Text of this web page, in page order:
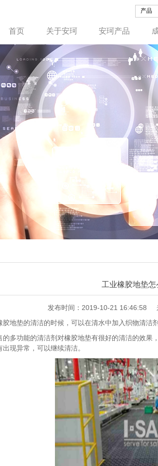
首页 关于安珂 安珂产品
工业橡胶地垫怎
发布时间：2019-10-21 16:46:58
垫的清洁的时候，可以在清水中加入织物清洁剂
功能的清洁剂对橡胶地垫有很好的清洁的效果
现异常，可以继续清洁。